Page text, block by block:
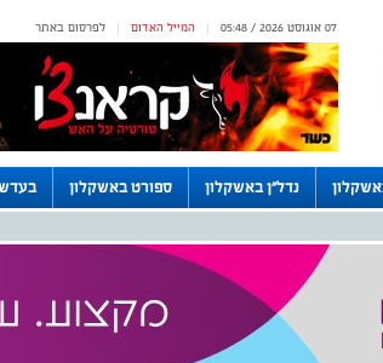
לפרסום באתר | המייל האדום | 07 אוגוסט 2026 / 05:48
נדל"ן באשקלון ספורט באשקלון